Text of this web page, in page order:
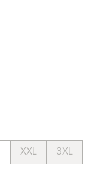
XXL 3XL